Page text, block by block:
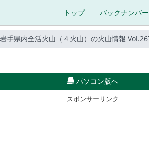
トップ バックナンバ
岩手県内全活火山（４火山）の火山情報
パソコン版へ
スポンサーリンク